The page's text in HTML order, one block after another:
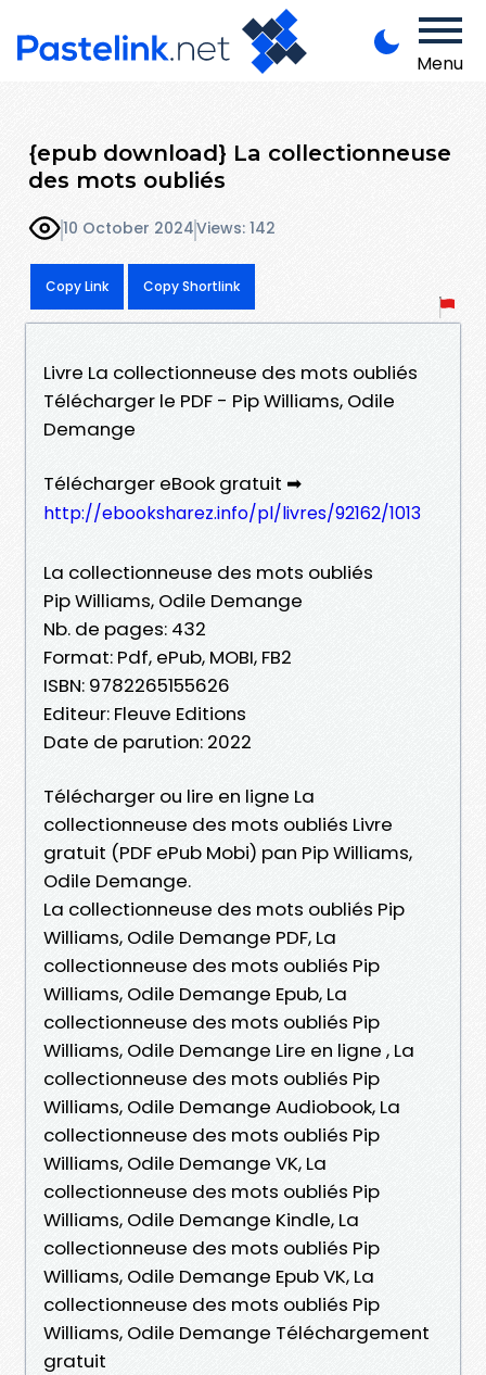
Menu
{epub download} La collectionneuse
des mots oubliés
10 October 2024Views: 142
Copy Link Copy Shortlink
Livre La collectionneuse des mots oubliés
Télécharger le PDF - Pip Williams, Odile
Demange
Télécharger eBook gratuit ➡
http://ebooksharez.info/pl/livres/92162/1013
La collectionneuse des mots oubliés
Pip Williams, Odile Demange
Nb. de pages: 432
Format: Pdf, ePub, MOBI, FB2
ISBN: 9782265155626
Editeur: Fleuve Editions
Date de parution: 2022
Télécharger ou lire en ligne La
collectionneuse des mots oubliés Livre
gratuit (PDF ePub Mobi) pan Pip Williams,
Odile Demange.
La collectionneuse des mots oubliés Pip
Williams, Odile Demange PDF, La
collectionneuse des mots oubliés Pip
Williams, Odile Demange Epub, La
collectionneuse des mots oubliés Pip
Williams, Odile Demange Lire en ligne , La
collectionneuse des mots oubliés Pip
Williams, Odile Demange Audiobook, La
collectionneuse des mots oubliés Pip
Williams, Odile Demange VK, La
collectionneuse des mots oubliés Pip
Williams, Odile Demange Kindle, La
collectionneuse des mots oubliés Pip
Williams, Odile Demange Epub VK, La
collectionneuse des mots oubliés Pip
Williams, Odile Demange Téléchargement
gratuit